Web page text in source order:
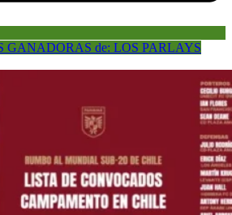
GANADORAS de: LOS PARLAYS